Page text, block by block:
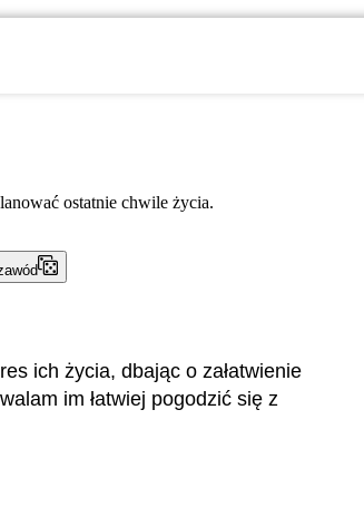
ostatnie chwile życia.
ich życia, dbając o załatwienie
im łatwiej pogodzić się z